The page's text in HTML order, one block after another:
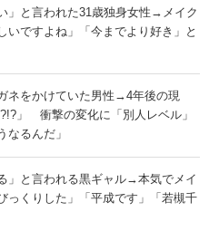
」と言われた31歳独身女性→メイク
ですよね」「今までより好き」と
ネをかけていた男性→4年後の現
」 衝撃の変化に「別人レベル」
なるんだ」
」と言われる黒ギャル→本気でメイ
くりした」「平成です」「若槻千